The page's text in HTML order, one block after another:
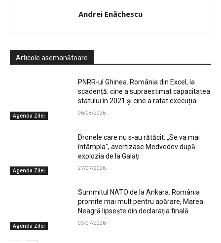
Andrei Enăchescu
Articole asemanătoare
Agenda Zilei
PNRR-ul Ghinea. România din Excel, la
scadență: cine a supraestimat capacitatea
statului în 2021 și cine a ratat execuția
06/08/2026
Agenda Zilei
Dronele care nu s-au rătăcit: „Se va mai
întâmpla”, avertizase Medvedev după
explozia de la Galați
27/07/2026
Agenda Zilei
Summitul NATO de la Ankara: România
promite mai mult pentru apărare, Marea
Neagră lipsește din declarația finală
09/07/2026